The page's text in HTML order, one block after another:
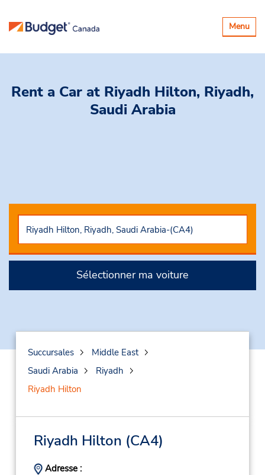
Basculer
la
Menu
Rent a Car at Riyadh Hilton, Riyadh,
Saudi Arabia
Sélectionner ma voiture
Succursales
Middle East
Saudi Arabia
Riyadh
Riyadh Hilton
Riyadh Hilton (CA4)
Adresse :